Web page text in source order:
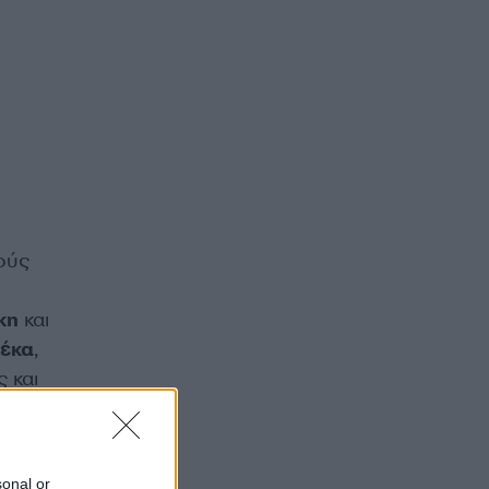
or
και
,
της